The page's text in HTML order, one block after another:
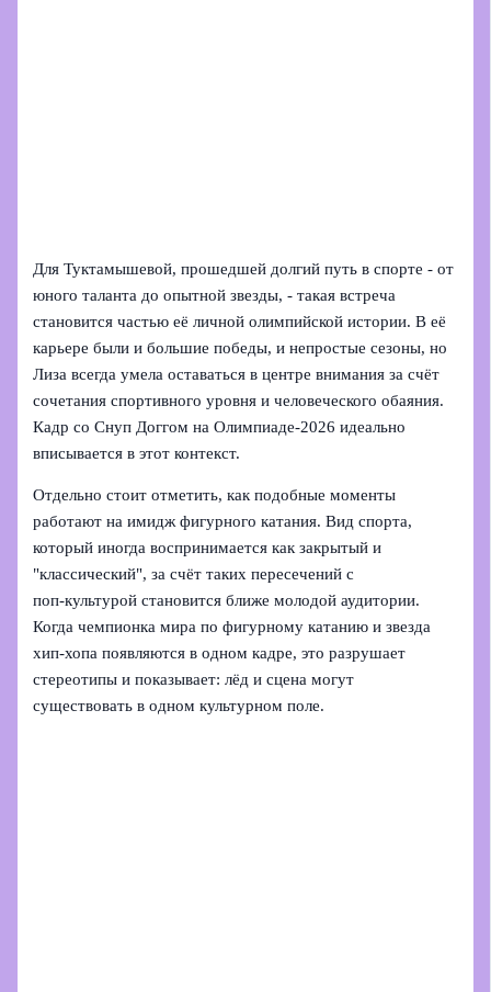
Для Туктамышевой, прошедшей долгий путь в спорте - от
юного таланта до опытной звезды, - такая встреча
становится частью её личной олимпийской истории. В её
карьере были и большие победы, и непростые сезоны, но
Лиза всегда умела оставаться в центре внимания за счёт
сочетания спортивного уровня и человеческого обаяния.
Кадр со Снуп Доггом на Олимпиаде‑2026 идеально
вписывается в этот контекст.
Отдельно стоит отметить, как подобные моменты
работают на имидж фигурного катания. Вид спорта,
который иногда воспринимается как закрытый и
"классический", за счёт таких пересечений с
поп‑культурой становится ближе молодой аудитории.
Когда чемпионка мира по фигурному катанию и звезда
хип‑хопа появляются в одном кадре, это разрушает
стереотипы и показывает: лёд и сцена могут
существовать в одном культурном поле.